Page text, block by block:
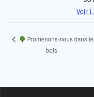
Voir
Promenons-nous dans
bois